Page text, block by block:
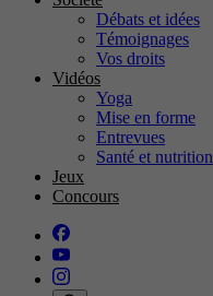
Débats et idées
Témoignages
Vos droits
Vidéos
Yoga
Mise en forme
Entrevues
Santé et nutrition
Jeux
Concours